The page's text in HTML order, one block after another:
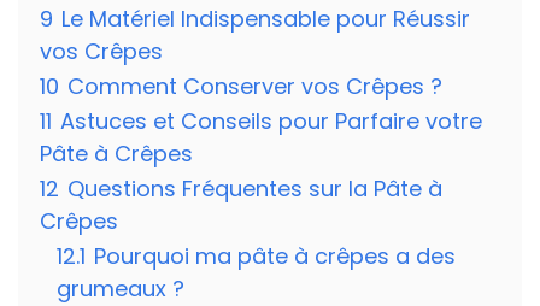
9 Le Matériel Indispensable pour Réussir
vos Crêpes
10 Comment Conserver vos Crêpes ?
11 Astuces et Conseils pour Parfaire votre
Pâte à Crêpes
12 Questions Fréquentes sur la Pâte à
Crêpes
12.1 Pourquoi ma pâte à crêpes a des
grumeaux ?